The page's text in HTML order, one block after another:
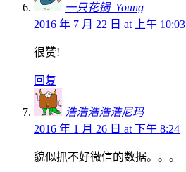
一只花锅_Young
2016 年 7 月 22 日 at 上午 10:03
很赞!
回复
浩浩浩浩浩尼玛
2016 年 1 月 26 日 at 下午 8:24
貌似抓不好微信的数据。。。